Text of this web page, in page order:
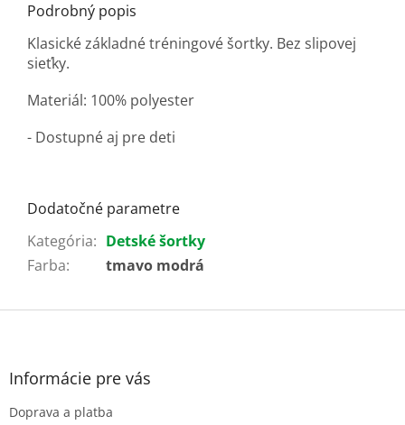
Podrobný popis
Klasické základné tréningové šortky. Bez slipovej
sieťky.
Materiál: 100% polyester
- Dostupné aj pre deti
Dodatočné parametre
Kategória: Detské šortky
Farba: tmavo modrá
Z
Informácie pre vás
Doprava a platba